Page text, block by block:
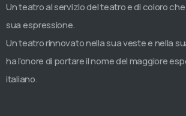
Un teatro al servizio del teatro e di coloro
sua espressione.
Un teatro rinnovato nella sua veste e nella
ha l’onore di portare il nome del maggiore
italiano.